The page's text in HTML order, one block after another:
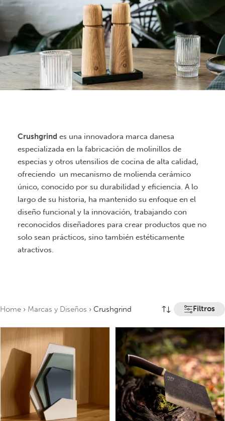
Crushgrind es una innovadora marca danesa
especializada en la fabricación de molinillos de
especias y otros utensilios de cocina de alta calidad,
ofreciendo un mecanismo de molienda cerámico
único, conocido por su durabilidad y eficiencia. A lo
largo de su historia, ha mantenido su enfoque en el
diseño funcional y la innovación, trabajando con
reconocidos diseñadores para crear productos que no
solo sean prácticos, sino también estéticamente
atractivos.
Home › Marcas y Diseños › Crushgrind Filtros